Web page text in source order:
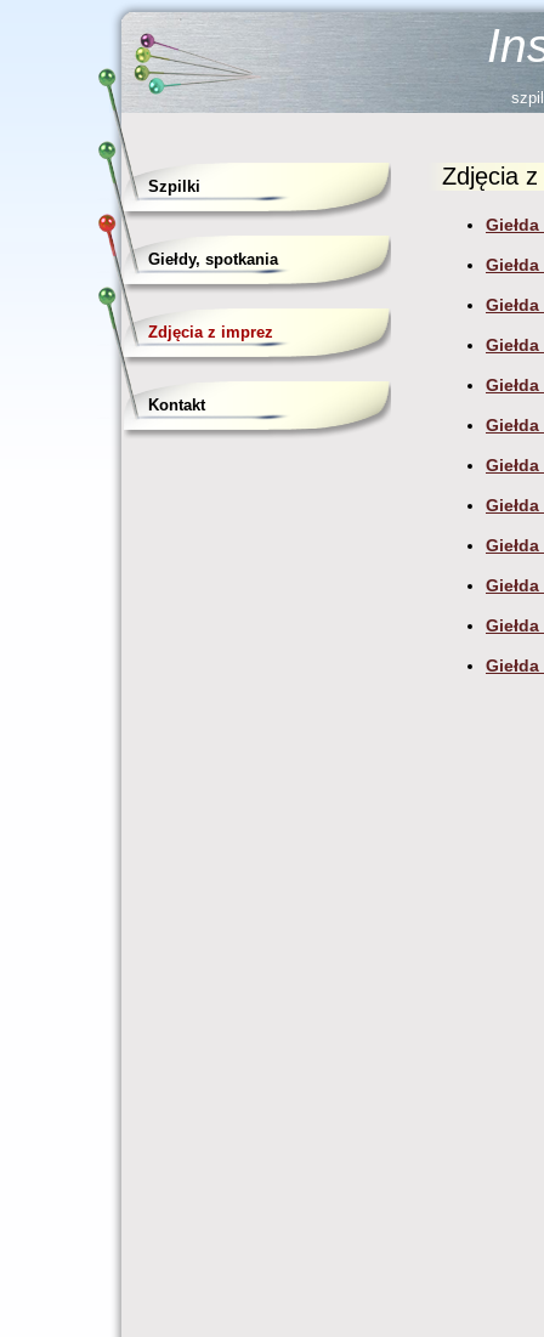
Szpilki
Giełdy, spotkania
Zdjęcia z imprez
Kontakt
Zdjęcia